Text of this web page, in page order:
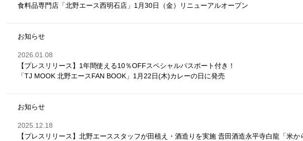
食料品専門店「北野エース西明石店」1月30日（金）リニューアルオープン
お知らせ
2026.01.08
【プレスリリース】1年間使える10％OFFスペシャルパスポート付き！
「TJ MOOK 北野エースFAN BOOK」1月22日(木)カレーの日に発売
お知らせ
2025.12.18
【プレスリリース】北野エーススタッフが田植え・酒造りを実施 𠮷田酒造永平寺白龍「米